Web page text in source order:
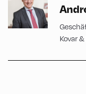
Kovar